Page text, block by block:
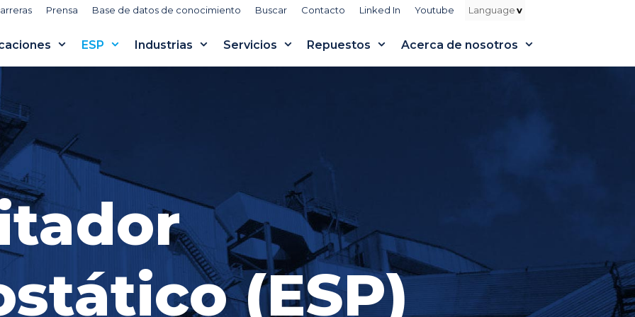
Prensa Base de datos de conocimiento Buscar Contacto Linked In Youtube
ESP Industrias Servicios Repuestos Acerca de nosotros
(ESP)